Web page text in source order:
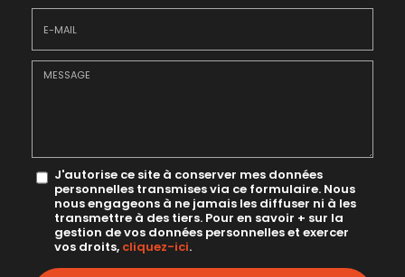
Téléphone
E-
Message
J'autorise ce site à conserver mes données
personnelles transmises via ce formulaire. Nous
nous engageons à ne jamais les diffuser ni à les
transmettre à des tiers. Pour en savoir + sur la
gestion de vos données personnelles et exercer
vos droits, cliquez-ici.
Acceptation